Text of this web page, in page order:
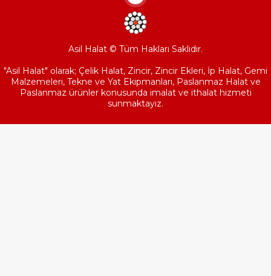
Asil Halat © Tüm Hakları Saklıdır.
"Asil Halat" olarak; Çelik Halat, Zincir, Zincir Ekleri, İp Halat, Gemi
Malzemeleri, Tekne ve Yat Ekipmanları, Paslanmaz Halat ve
Paslanmaz ürünler konusunda imalat ve ithalat hizmeti
sunmaktayız.